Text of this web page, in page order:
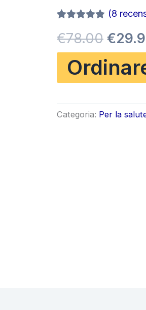
4.71su 5
su base
di
recensioni
(8
€78.00 Il
€
Categoria: Per la